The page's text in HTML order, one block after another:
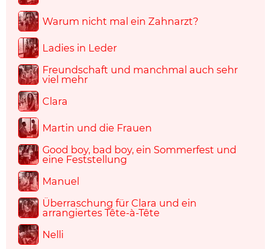
Warum nicht mal ein Zahnarzt?
Ladies in Leder
Freundschaft und manchmal auch sehr
viel mehr
Clara
Martin und die Frauen
Good boy, bad boy, ein Sommerfest und
eine Feststellung
Manuel
Überraschung für Clara und ein
arrangiertes Tête-à-Tête
Nelli